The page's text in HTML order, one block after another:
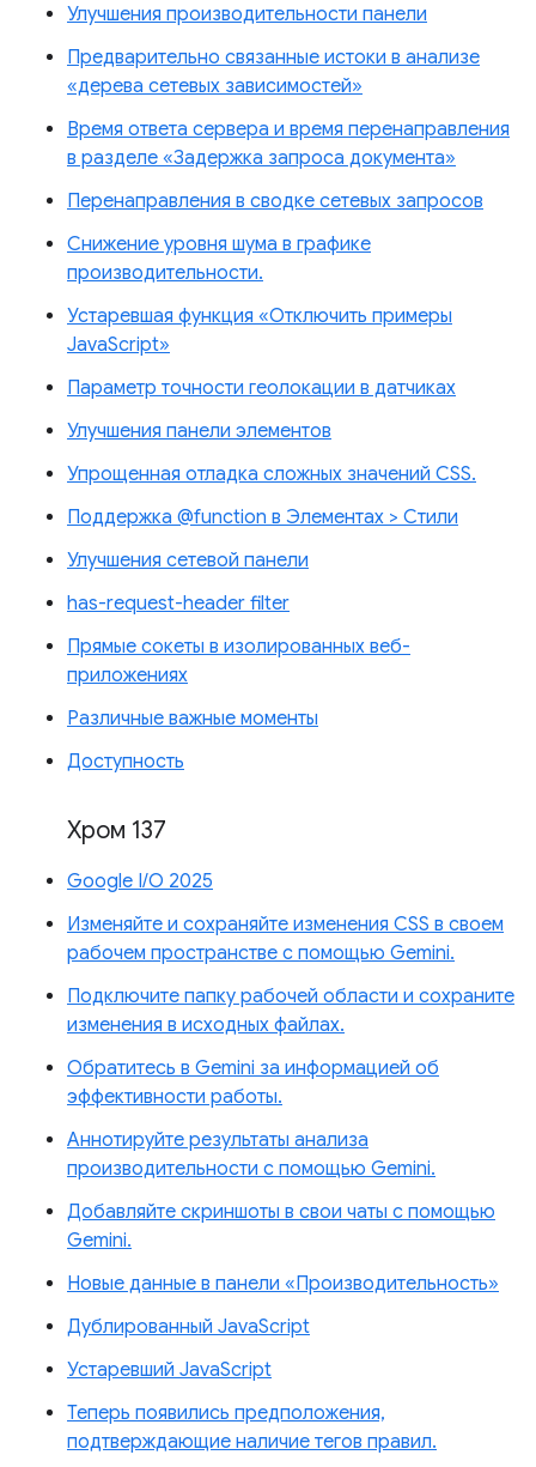
Улучшения производительности панели
Предварительно связанные истоки в анализе
«дерева сетевых зависимостей»
Время ответа сервера и время перенаправления
в разделе «Задержка запроса документа»
Перенаправления в сводке сетевых запросов
Снижение уровня шума в графике
производительности.
Устаревшая функция «Отключить примеры
JavaScript»
Параметр точности геолокации в датчиках
Улучшения панели элементов
Упрощенная отладка сложных значений CSS.
Поддержка @function в Элементах > Стили
Улучшения сетевой панели
has-request-header filter
Прямые сокеты в изолированных веб-
приложениях
Различные важные моменты
Доступность
Хром 137
Google I/O 2025
Изменяйте и сохраняйте изменения CSS в своем
рабочем пространстве с помощью Gemini.
Подключите папку рабочей области и сохраните
изменения в исходных файлах.
Обратитесь в Gemini за информацией об
эффективности работы.
Аннотируйте результаты анализа
производительности с помощью Gemini.
Добавляйте скриншоты в свои чаты с помощью
Gemini.
Новые данные в панели «Производительность»
Дублированный JavaScript
Устаревший JavaScript
Теперь появились предположения,
подтверждающие наличие тегов правил.